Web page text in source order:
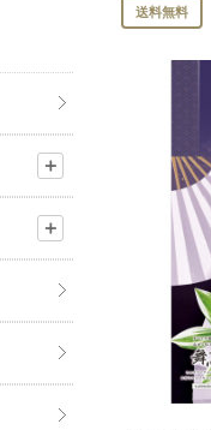
送料無料
＋
＋